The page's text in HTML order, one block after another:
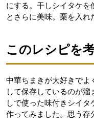
にする。干しシイタケを
とさらに美味。栗を入れ
このレシピを
中華ちまきが大好きでよ
して保存しているのが
しで使った味付きシイ
作ってみました。思う存